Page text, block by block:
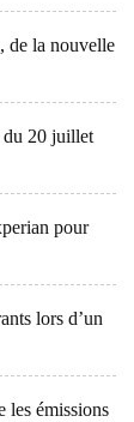
de la nouvelle
du 20 juillet
pour
lors d’un
les émissions